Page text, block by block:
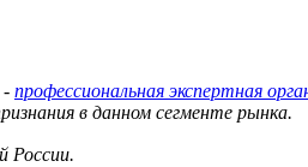
- профессиональная экспертная
в данном сегменте рынка.
России.